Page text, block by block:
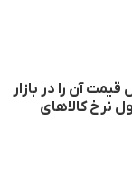
آن را در بازار
نرخ کالاهای